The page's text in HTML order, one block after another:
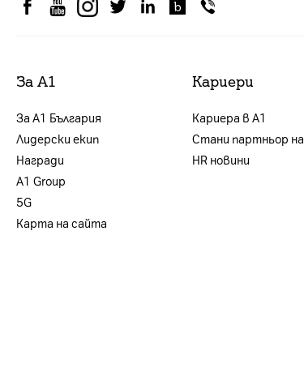
За А1
За А1 България
Лидерски екип
Награди
А1 Group
5G
Карта на сайта
Кариери
Кариера в А1
Стани партньор на
HR новини